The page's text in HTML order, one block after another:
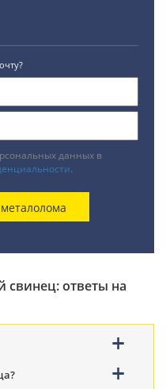
данных в
.
свинец: ответы на